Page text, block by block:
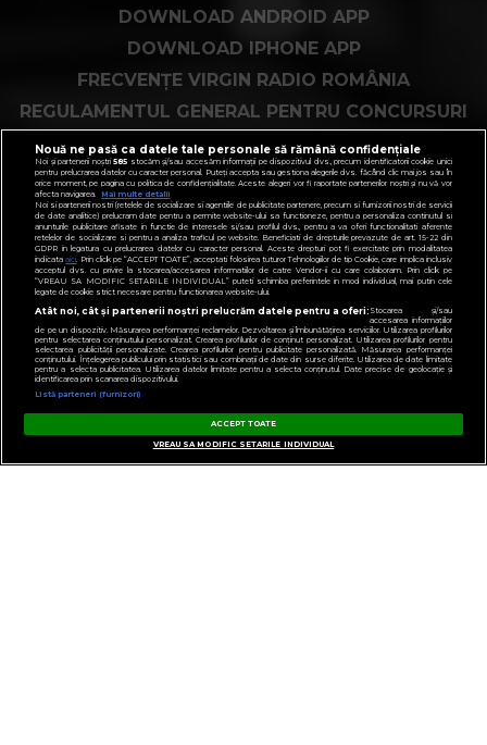
GESTIONAȚI PREFERINȚELE
DOWNLOAD ANDROID APP
DOWNLOAD IPHONE APP
FRECVENȚE VIRGIN RADIO ROMÂNIA
REGULAMENTUL GENERAL PENTRU CONCURSURI
COOKIES PE VIRGINRADIO.RO
CONTACT
Nouă ne pasă ca datele tale personale să rămână confidențiale
Noi și partenerii noștri585 stocăm și/sau accesăm informații pe dispozitivul dvs., precum identificatorii cookie unici
pentru prelucrarea datelor cu caracter personal. Puteți accepta sau gestiona alegerile dvs. făcând clic mai jos sau în
orice moment, pe pagina cu politica de confidențialitate. Aceste alegeri vor fi raportate partenerilor noștri și nu vă vor
afecta navigarea.
Mai multe detalii
Noi si partenerii nostri (retelele de socializare si agentiile de publicitate partenere, precum si furnizorii nostri de servicii
de date analitice) prelucram date pentru a permite website-ului sa functioneze, pentru a personaliza continutul si
anunturile publicitare afisate in functie de interesele si/sau profilul dvs., pentru a va oferi functionalitati aferente
retelelor de socializare si pentru a analiza traficul pe website. Beneficiati de drepturile prevazute de art. 15-22 din
GDPR in legatura cu prelucrarea datelor cu caracter personal. Aceste drepturi pot fi exercitate prin modalitatea
indicataaici. Prin click pe “ACCEPT TOATE”, acceptati folosirea tuturor Tehnologiilor de tip Cookie, care implica inclusiv
acceptul dvs. cu privire la stocarea/accesarea informatiilor de catre Vendor-ii cu care colaboram. Prin click pe
“VREAU SA MODIFIC SETARILE INDIVIDUAL” puteti schimba preferintele in mod individual, mai putin cele
legate de cookie strict necesare pentru functionarea website-ului.
Atât noi, cât și partenerii noștri prelucrăm datele pentru a oferi: Stocarea și/sau
accesarea informațiilor
de pe un dispozitiv. Măsurarea performanței reclamelor. Dezvoltarea și îmbunătățirea serviciilor. Utilizarea profilurilor
pentru selectarea conținutului personalizat. Crearea profilurilor de conținut personalizat. Utilizarea profilurilor pentru
selectarea publicității personalizate. Crearea profilurilor pentru publicitate personalizată. Măsurarea performanței
conținutului. Înțelegerea publicului prin statistici sau combinații de date din surse diferite. Utilizarea de date limitate
pentru a selecta publicitatea. Utilizarea datelor limitate pentru a selecta conținutul. Date precise de geolocație și
identificarea prin scanarea dispozitivului.
Listă parteneri (furnizori)
ACCEPT TOATE
VREAU SA MODIFIC SETARILE INDIVIDUAL